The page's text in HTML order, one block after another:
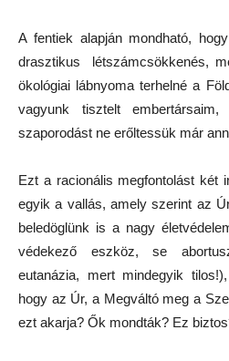
A fentiek alapján mondható,
drasztikus létszámcsökkenés,
ökológiai lábnyoma terhelné a
vagyunk tisztelt
szaporodást ne erőltessük már
Ezt a racionális megfontolást két
egyik a vallás, amely szerint az
beledöglünk is a nagy
védekező eszköz, se
eutanázia, mert mindegyik
hogy az Úr, a Megváltó meg a
ezt akarja? Ők mondták? Ez